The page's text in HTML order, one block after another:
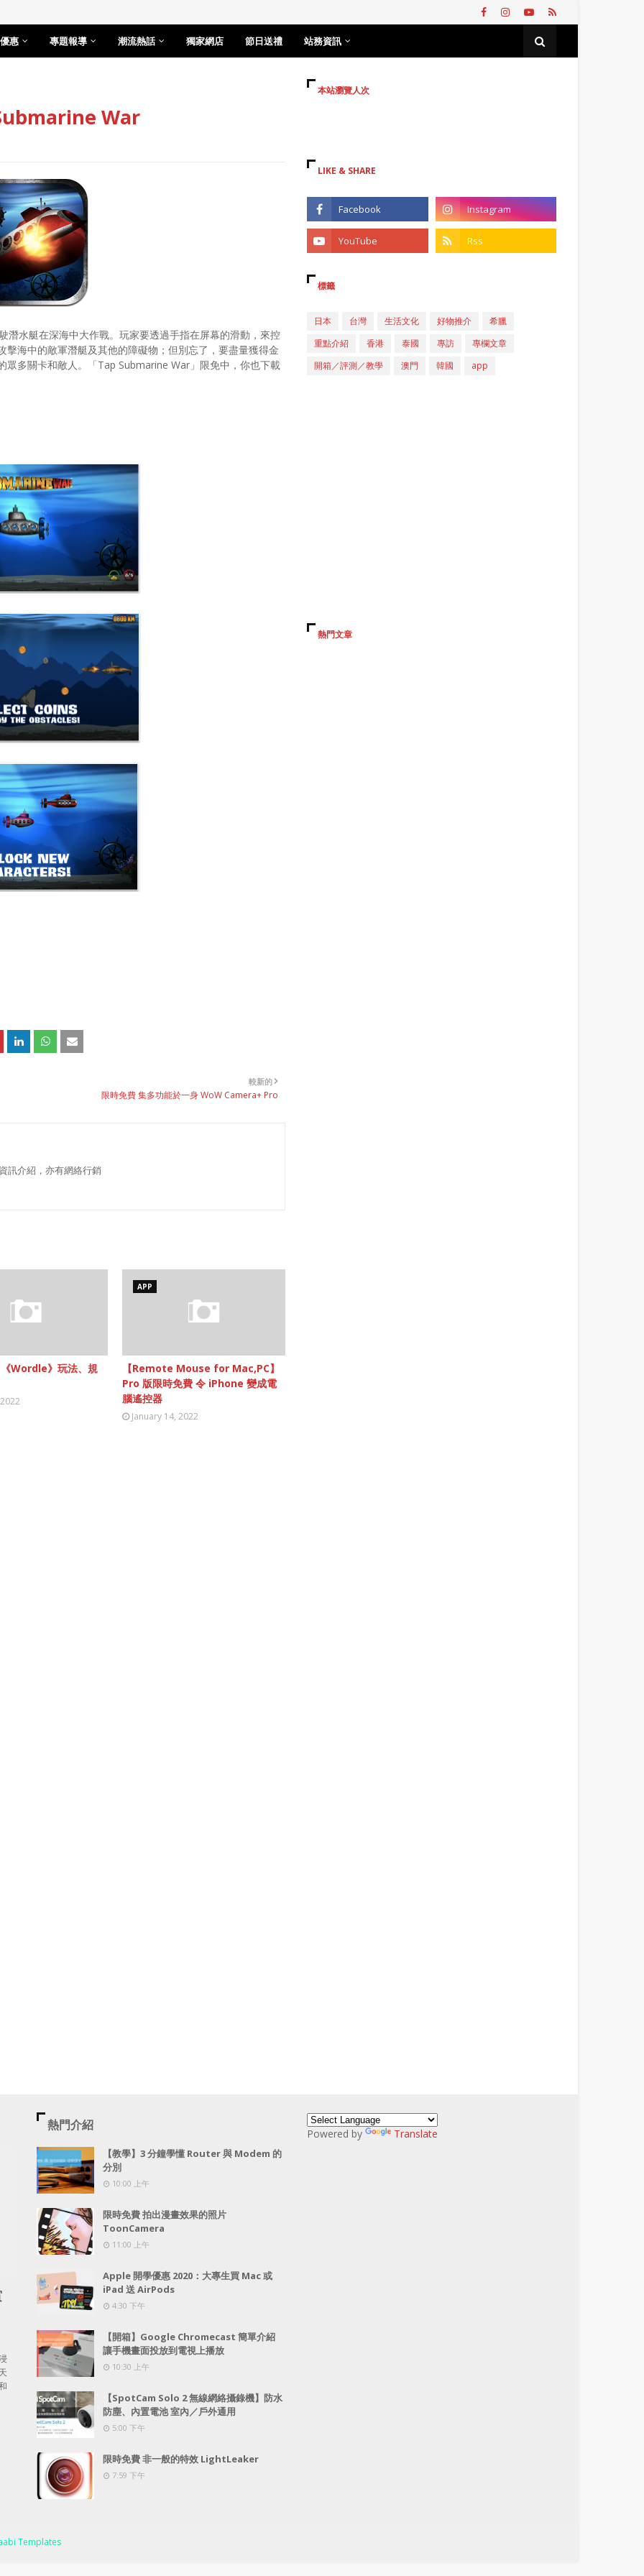
惠 專題報導 潮流熱話 獨家網店 節日送禮 站務資訊
War
水艇在深海中大作戰。玩家要透過手指在屏幕的滑動，來控
海中的敵軍潛艇及其他的障礙物；但別忘了，要盡量獲得金
眾多關卡和敵人。「Tap Submarine War」限免中，你也下載
較新的
限時免費 集多功能於一身 WoW Camera+ Pro
訊介紹，亦有網絡行銷
Wordle》玩法、規
APP
【Remote Mouse for Mac,PC】
Pro 版限時免費 令 iPhone 變成電
腦遙控器
January 14, 2022
本站瀏覽人次
LIKE & SHARE
標籤
日本 台灣 生活文化 好物推介
希臘
重點介紹
香港 泰國 專訪
專欄文章
開箱／評測／教學
澳門 韓國 app
熱門文章
熱門介紹
【教學】3 分鐘學懂 Router 與 Modem 的
分別
10:00 上午
限時免費 拍出漫畫效果的照片
ToonCamera
11:00 上午
Apple 開學優惠 2020：大專生買 Mac 或
iPad 送 AirPods
4:30 下午
【開箱】Google Chromecast 簡單介紹
讓手機畫面投放到電視上播放
10:30 上午
【SpotCam Solo 2 無線網絡攝錄機】防水
防塵、內置電池 室內／戶外通用
5:00 下午
限時免費 非一般的特效 LightLeaker
7:59 下午
Powered by Translate
Templates